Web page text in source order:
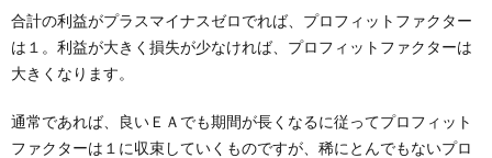
合計の利益がプラスマイナスゼロでれば、プロフィットファクター
は１。利益が大きく損失が少なければ、プロフィットファクターは
大きくなります。
通常であれば、良いＥＡでも期間が長くなるに従ってプロフィット
ファクターは１に収束していくものですが、稀にとんでもないプロ